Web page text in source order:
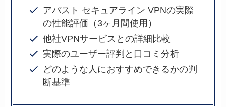
アバスト セキュアライン VPNの実際
の性能評価（3ヶ月間使用）
他社VPNサービスとの詳細比較
実際のユーザー評判と口コミ分析
どのような人におすすめできるかの判
断基準